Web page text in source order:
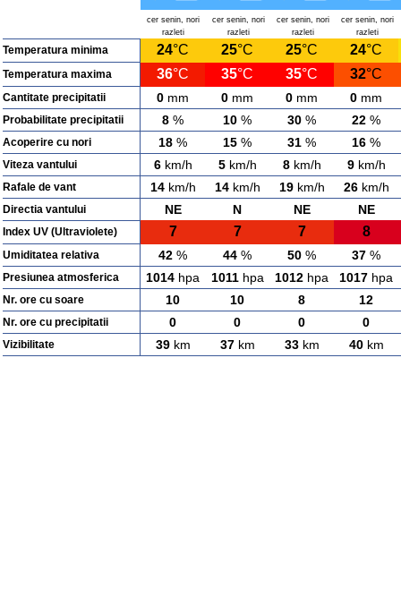
cer senin, nori
razleti
cer senin, nori
razleti
cer senin, nori
razleti
cer senin, nori
razleti
Temperatura minima 24°C 25°C 25°C 24°C
Temperatura maxima 36°C 35°C 35°C 32°C
Cantitate precipitatii 0 mm 0 mm 0 mm 0 mm
Probabilitate precipitatii 8 % 10 % 30 % 22 %
Acoperire cu nori 18 % 15 % 31 % 16 %
Viteza vantului 6km/h 5km/h 8km/h 9km/h
Rafale de vant 14km/h 14km/h 19km/h 26km/h
Directia vantului NE N NE NE
Index UV (Ultraviolete) 7 7 7 8
Umiditatea relativa 42 % 44 % 50 % 37 %
Presiunea atmosferica 1014 hpa 1011hpa 1012 hpa 1017 hpa
Nr. ore cu soare 10 10 8 12
Nr. ore cu precipitatii 0 0 0 0
Vizibilitate 39km 37km 33km 40km